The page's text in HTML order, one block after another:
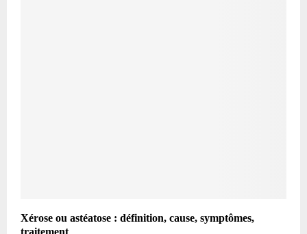
Xérose ou astéatose : définition, cause, symptômes,
traitement